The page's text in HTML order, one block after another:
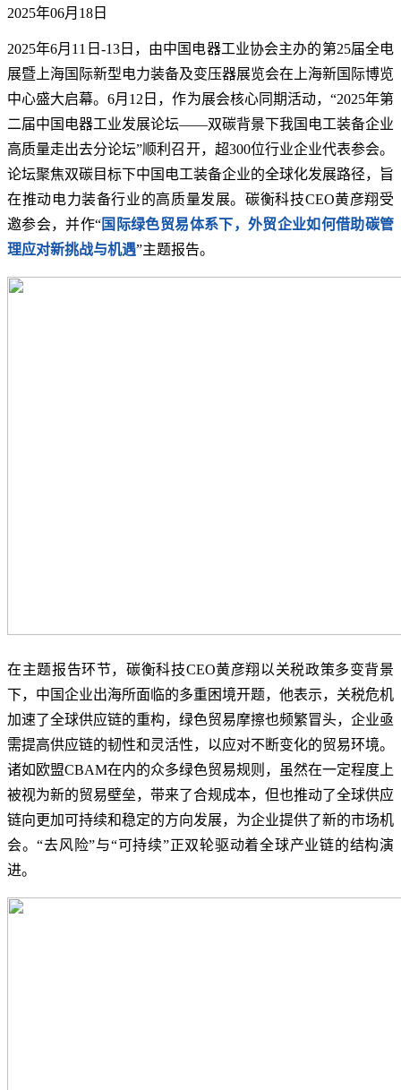
2025年06月18日
2025年6月11日-13日，由中国电器工业协会主办的第25届全电
展暨上海国际新型电力装备及变压器展览会在上海新国际博览
中心盛大启幕。6月12日，作为展会核心同期活动，“2025年第
二届中国电器工业发展论坛——双碳背景下我国电工装备企业
高质量走出去分论坛”顺利召开，超300位行业企业代表参会。
论坛聚焦双碳目标下中国电工装备企业的全球化发展路径，旨
在推动电力装备行业的高质量发展。碳衡科技CEO黄彦翔受
邀参会，并作“国际绿色贸易体系下，外贸企业如何借助碳管
理应对新挑战与机遇”主题报告。
在主题报告环节，碳衡科技CEO黄彦翔以关税政策多变背景
下，中国企业出海所面临的多重困境开题，他表示，关税危机
加速了全球供应链的重构，绿色贸易摩擦也频繁冒头，企业亟
需提高供应链的韧性和灵活性，以应对不断变化的贸易环境。
诸如欧盟CBAM在内的众多绿色贸易规则，虽然在一定程度上
被视为新的贸易壁垒，带来了合规成本，但也推动了全球供应
链向更加可持续和稳定的方向发展，为企业提供了新的市场机
会。“去风险”与“可持续”正双轮驱动着全球产业链的结构演
进。